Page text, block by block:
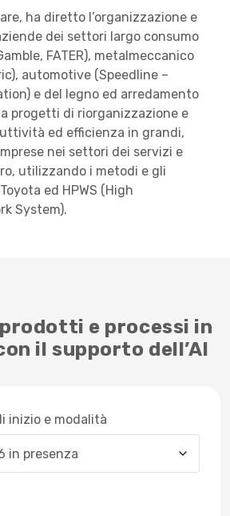
ha diretto l’organizzazione e
dei settori largo consumo
FATER), metalmeccanico
automotive (Speedline –
e del legno ed arredamento
progetti di riorganizzazione e
ed efficienza in grandi,
nei settori dei servizi e
utilizzando i metodi e gli
ed HPWS (High
System).
e processi in
il supporto dell’AI
inizio e modalità